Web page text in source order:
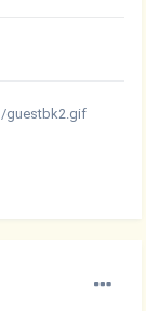
guestbk2.gif